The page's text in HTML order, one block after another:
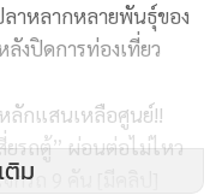
าหลากหลายพันธุ์ของ
ลังปิดการท่องเที่ยว
ลักแสนเหลือศูนย์!!
ยรถตู้” ผ่อนต่อไม่ไหว
กรถ 9 คัน [มีคลิป]
ติม